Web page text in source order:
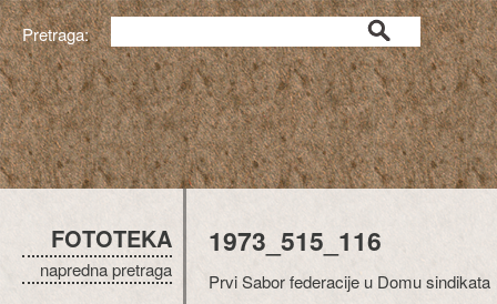
Pretraga:
FOTOTEKA
napredna pretraga
1973_515_116
Prvi Sabor federacije u Domu sindikata